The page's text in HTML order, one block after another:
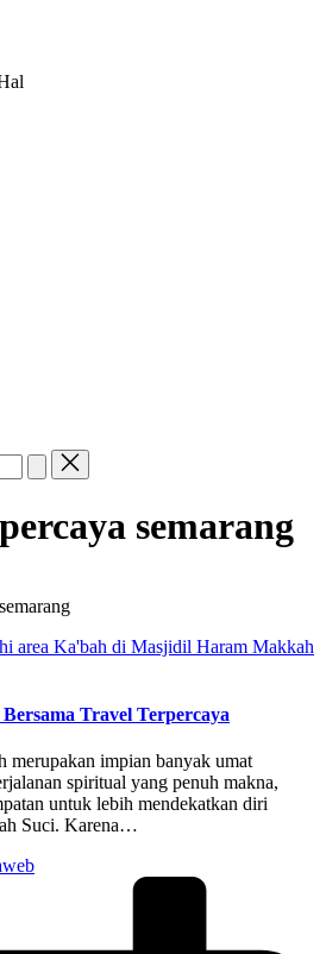
semarang
Travel Terpercaya
merupakan impian banyak umat
spiritual yang penuh makna,
untuk lebih mendekatkan diri
Suci. Karena…